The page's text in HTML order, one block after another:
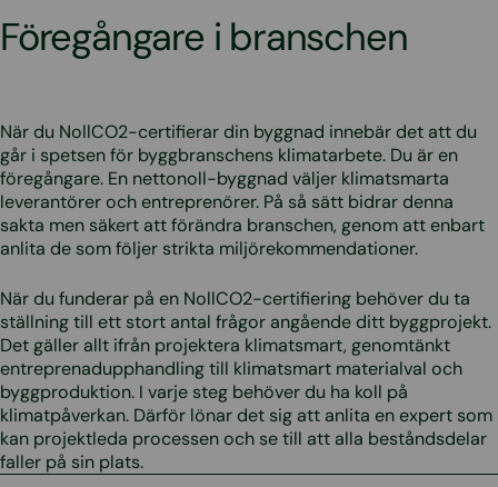
Föregångare i branschen
När du NollCO2-certifierar din byggnad innebär det att du
går i spetsen för byggbranschens klimatarbete. Du är en
föregångare. En nettonoll-byggnad väljer klimatsmarta
leverantörer och entreprenörer. På så sätt bidrar denna
sakta men säkert att förändra branschen, genom att enbart
anlita de som följer strikta miljörekommendationer.
När du funderar på en NollCO2-certifiering behöver du ta
ställning till ett stort antal frågor angående ditt byggprojekt.
Det gäller allt ifrån projektera klimatsmart, genomtänkt
entreprenadupphandling till klimatsmart materialval och
byggproduktion. I varje steg behöver du ha koll på
klimatpåverkan. Därför lönar det sig att anlita en expert som
kan projektleda processen och se till att alla beståndsdelar
faller på sin plats.